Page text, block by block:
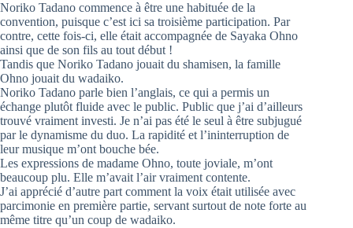
Noriko Tadano commence à être une habituée de la
convention, puisque c’est ici sa troisième participation. Par
contre, cette fois-ci, elle était accompagnée de Sayaka Ohno
ainsi que de son fils au tout début !
Tandis que Noriko Tadano jouait du shamisen, la famille
Ohno jouait du wadaiko.
Noriko Tadano parle bien l’anglais, ce qui a permis un
échange plutôt fluide avec le public. Public que j’ai d’ailleurs
trouvé vraiment investi. Je n’ai pas été le seul à être subjugué
par le dynamisme du duo. La rapidité et l’ininterruption de
leur musique m’ont bouche bée.
Les expressions de madame Ohno, toute joviale, m’ont
beaucoup plu. Elle m’avait l’air vraiment contente.
J’ai apprécié d’autre part comment la voix était utilisée avec
parcimonie en première partie, servant surtout de note forte au
même titre qu’un coup de wadaiko.